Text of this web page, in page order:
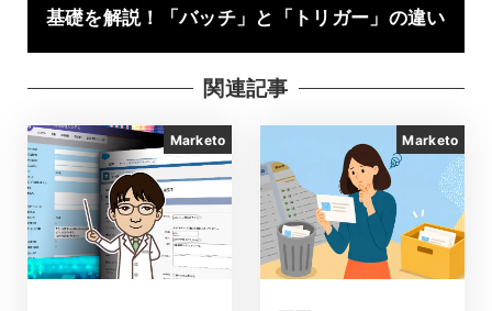
基礎を解説！「バッチ」と「トリガー」の違い
関連記事
Marketo Marketo